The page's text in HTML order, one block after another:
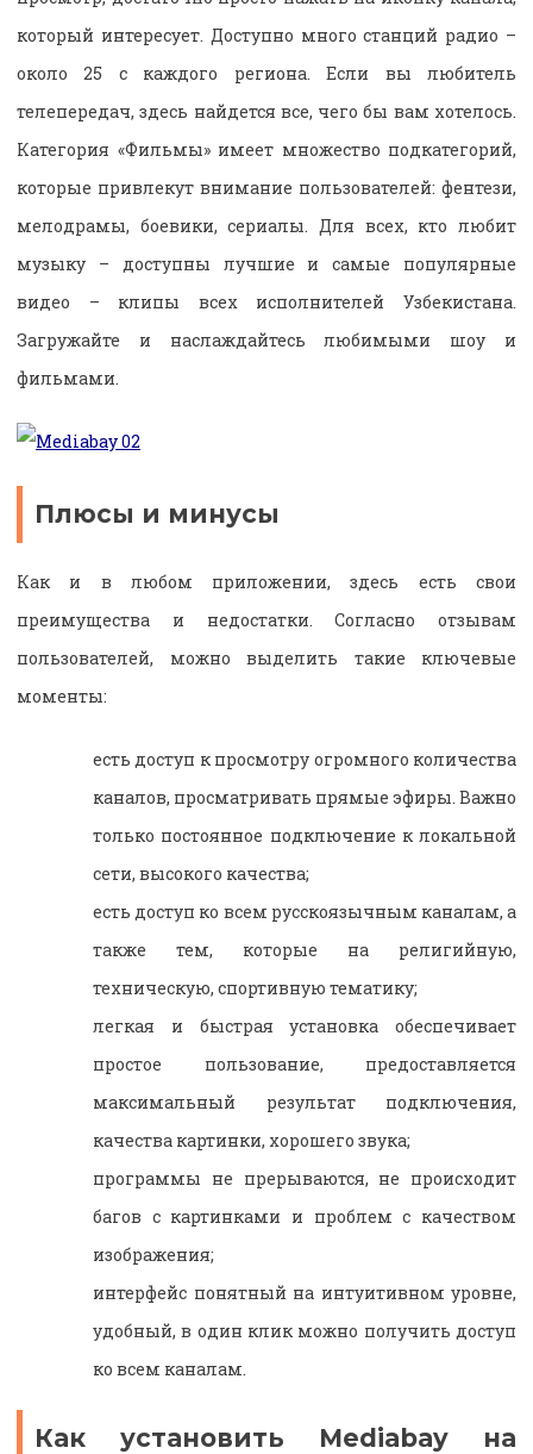
который интересует. Доступно много станций радио –
около 25 с каждого региона. Если вы любитель
телепередач, здесь найдется все, чего бы вам хотелось.
Категория «Фильмы» имеет множество подкатегорий,
которые привлекут внимание пользователей: фентези,
мелодрамы, боевики, сериалы. Для всех, кто любит
музыку – доступны лучшие и самые популярные
видео – клипы всех исполнителей Узбекистана.
Загружайте и наслаждайтесь любимыми шоу и
фильмами.
Плюсы и минусы
Как и в любом приложении, здесь есть свои
преимущества и недостатки. Согласно отзывам
пользователей, можно выделить такие ключевые
моменты:
есть доступ к просмотру огромного количества
каналов, просматривать прямые эфиры. Важно
только постоянное подключение к локальной
сети, высокого качества;
есть доступ ко всем русскоязычным каналам, а
также тем, которые на религийную,
техническую, спортивную тематику;
легкая и быстрая установка обеспечивает
простое пользование, предоставляется
максимальный результат подключения,
качества картинки, хорошего звука;
программы не прерываются, не происходит
багов с картинками и проблем с качеством
изображения;
интерфейс понятный на интуитивном уровне,
удобный, в один клик можно получить доступ
ко всем каналам.
Как установить Mediabay на